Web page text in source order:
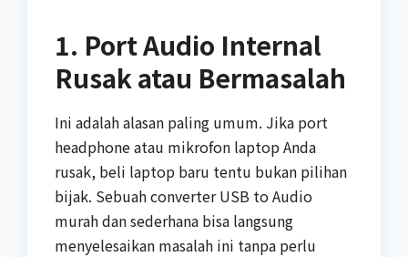
1. Port Audio Internal
Rusak atau Bermasalah
Ini adalah alasan paling umum. Jika port
headphone atau mikrofon laptop Anda
rusak, beli laptop baru tentu bukan pilihan
bijak. Sebuah converter USB to Audio
murah dan sederhana bisa langsung
menyelesaikan masalah ini tanpa perlu